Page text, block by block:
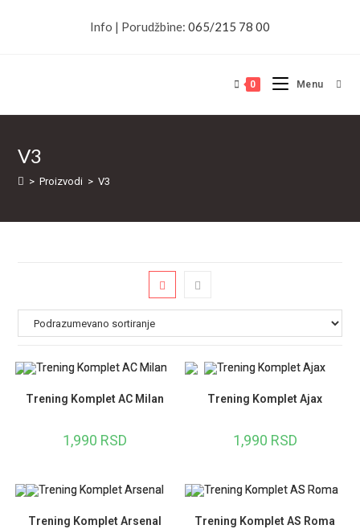
Info | Porudžbine: 065/215 78 00
0 Menu
V3
> Proizvodi > V3
Trening Komplet AC Milan
1,990 RSD
Trening Komplet Ajax
1,990 RSD
Trening Komplet Arsenal Trening Komplet AS Roma